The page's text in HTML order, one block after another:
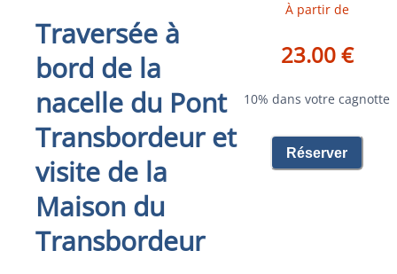
Traversée à
bord de la
nacelle du Pont
Transbordeur et
visite de la
Maison du
Transbordeur
À partir de
23.00 €
10% dans votre cagnotte
Réserver